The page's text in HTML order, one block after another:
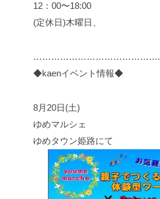
12：00〜18:00
(定休日)木曜日、
…………………………………….
◆kaenイベント情報◆
8月20日(土)
ゆめマルシェ
ゆめタウン姫路にて